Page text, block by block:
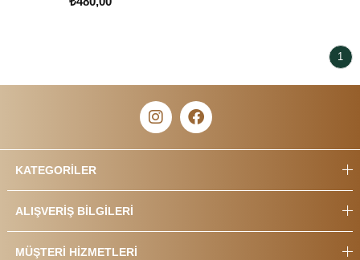
| Rosemary Water
1
KATEGORİLER
ALIŞVERİŞ BİLGİLERİ
MÜŞTERİ HİZMETLERİ